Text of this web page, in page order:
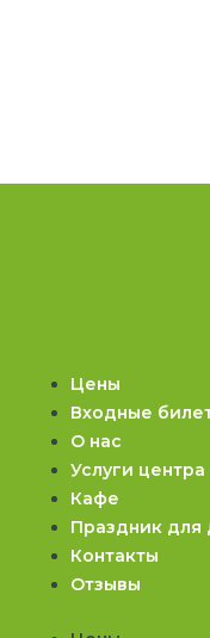
Цены
Входные
О нас
Услуги центра
Кафе
Праздник для
Контакты
Отзывы